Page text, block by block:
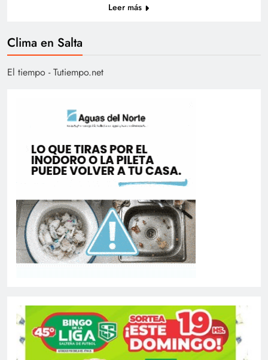
Leer más
Clima en Salta
El tiempo - Tutiempo.net